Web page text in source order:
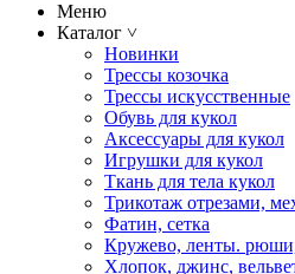
Меню
Каталог ˅
Новинки
Трессы козочка
Трессы искусственные
Обувь для кукол
Аксессуары для кукол
Игрушки для кукол
Ткань для тела кукол
Трикотаж отрезами,
Фатин, сетка
Кружево, ленты.
Хлопок, джинс,